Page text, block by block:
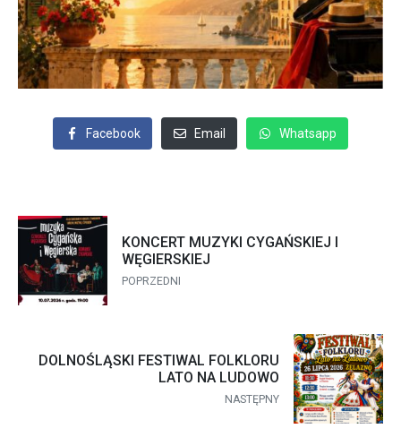
Facebook Email Whatsapp
KONCERT MUZYKI CYGAŃSKIEJ I
WĘGIERSKIEJ
POPRZEDNI
DOLNOŚLĄSKI FESTIWAL FOLKLORU
LATO NA LUDOWO
NASTĘPNY